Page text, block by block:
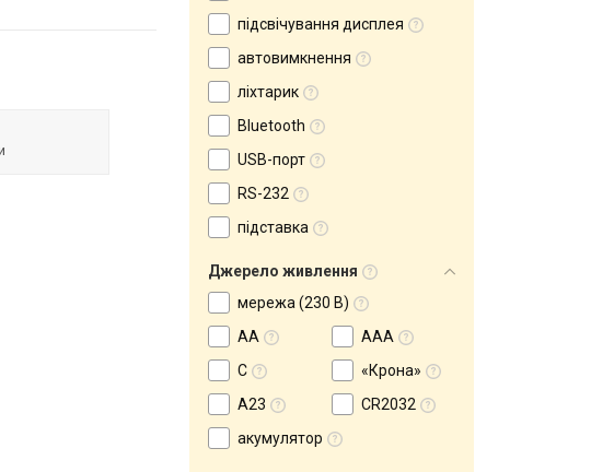
підсвічування дисплея
автовимкнення
ліхтарик
Bluetooth
USB-порт
RS-232
підставка
Джерело живлення
мережа (230 В)
AA
AAA
С
«Крона»
A23
CR2032
акумулятор